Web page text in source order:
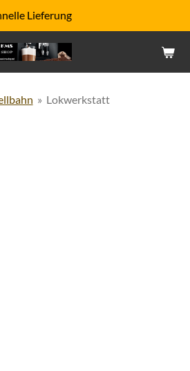
» Lokwerkstatt